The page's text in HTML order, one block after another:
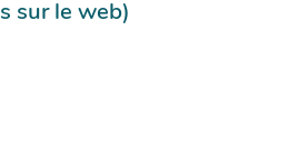
sur le web)